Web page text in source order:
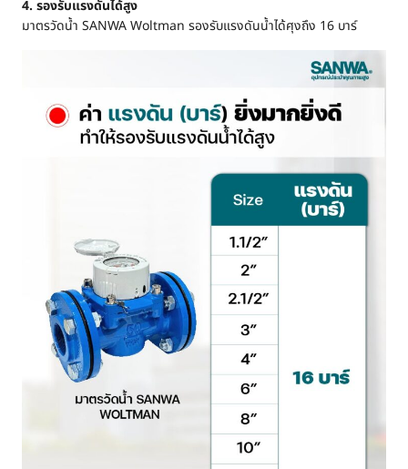
4. รองรับแรงดันได้สูง
มาตรวัดน้ำ SANWA Woltman รองรับแรงดันน้ำได้ศุงถึง 16 บาร์